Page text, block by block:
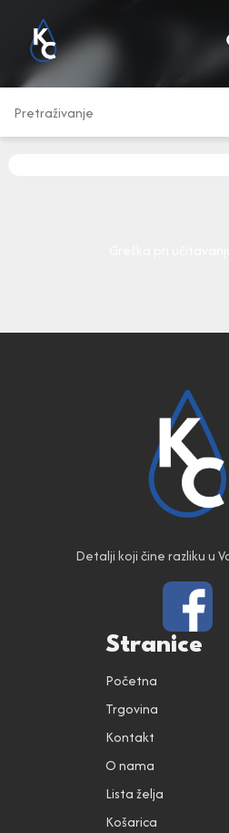
Pogledaj sve
Detalji koji čine razliku u
Stranice
Početna
Trgovina
Kontakt
O nama
Lista želja
Košarica